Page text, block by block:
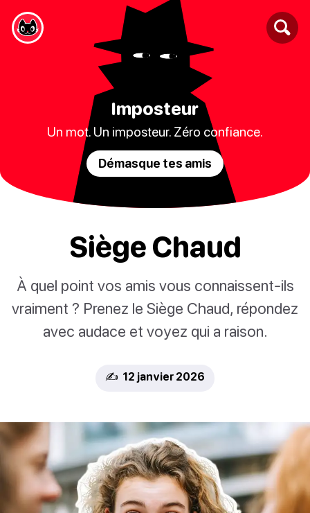
Imposteur
Un mot. Un imposteur. Zéro confiance.
Démasque tes amis
Siège Chaud
À quel point vos amis vous connaissent-ils
vraiment ? Prenez le Siège Chaud, répondez
avec audace et voyez qui a raison.
✍️ 12 janvier 2026